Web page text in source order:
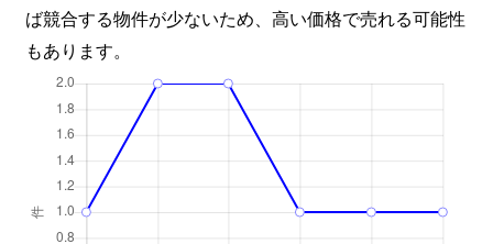
ば競合する物件が少ないため、高い価格で売れる可能性
もあります。